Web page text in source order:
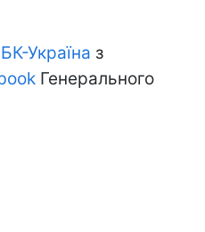
Україна з
Генерального